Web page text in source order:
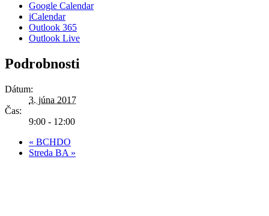
Google Calendar
iCalendar
Outlook 365
Outlook Live
Podrobnosti
Dátum:
3. júna 2017
Čas:
9:00 - 12:00
« BCHDO
Streda BA »